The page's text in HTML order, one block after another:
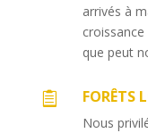
arrivés à
que peut
 FORÊTS
Nous